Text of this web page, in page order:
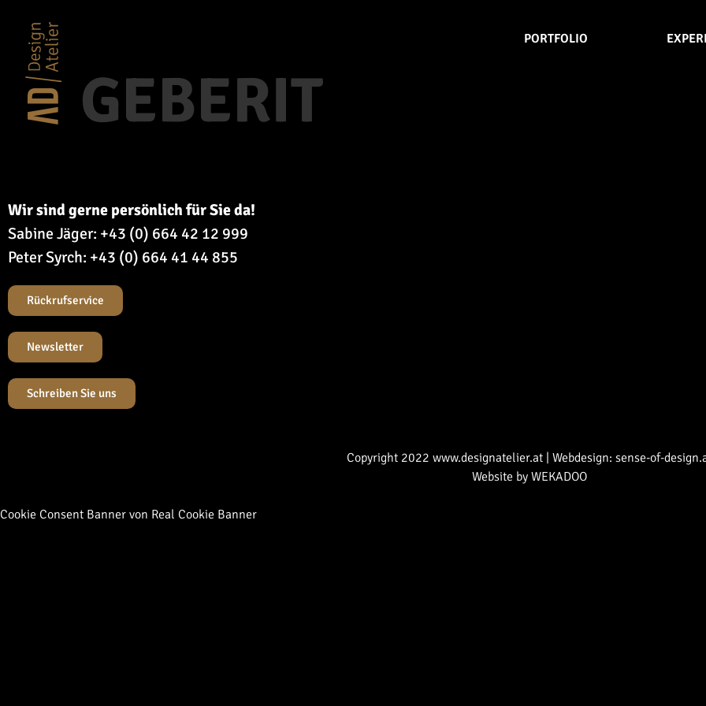
PORTFOLIO
GEBERIT
Wir sind gerne persönlich für Sie da!
Sabine Jäger: +43 (0) 664 42 12 999
Peter Syrch: +43 (0) 664 41 44 855
Rückrufservice
Newsletter
Schreiben Sie uns
Copyright 2022 www.designatelier.at | Webdesign: sense-of-
Website by WEKADOO
Cookie Consent Banner von Real Cookie Banner